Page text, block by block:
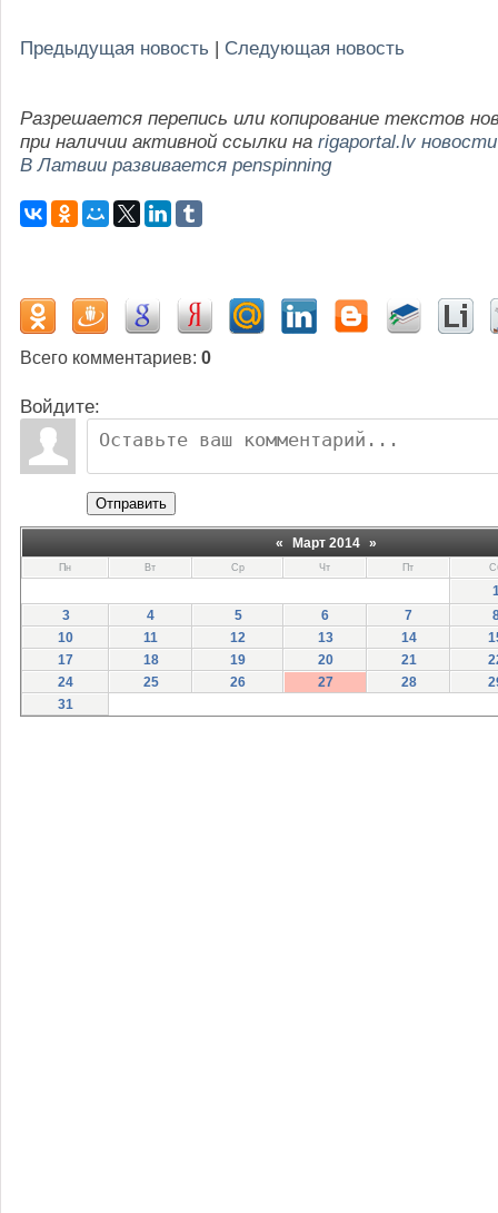
Предыдущая новость | Следующая новость
Разрешается перепись или копирование текстов
при наличии активной ссылки на rigaportal.lv новости
В Латвии развивается рenspinning
Всего комментариев: 0
Войдите:
Отправить
« Март 2014 »
Пн Вт Ср Чт Пт
3
4 5 6 7
10
11 12 13 14
17
18 19 20 21
24
25 26 27 28
31